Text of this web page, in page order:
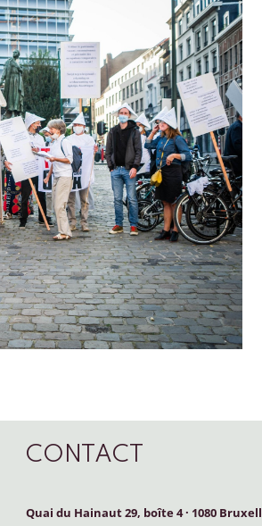
CONTACT
Quai du Hainaut 29, boîte 4· 1080